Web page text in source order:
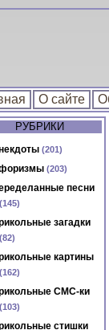
О сайте
РУБРИКИ
(201)
(203)
песни
(145)
загадки
(82)
картины
(162)
СМС-ки
(103)
стишки